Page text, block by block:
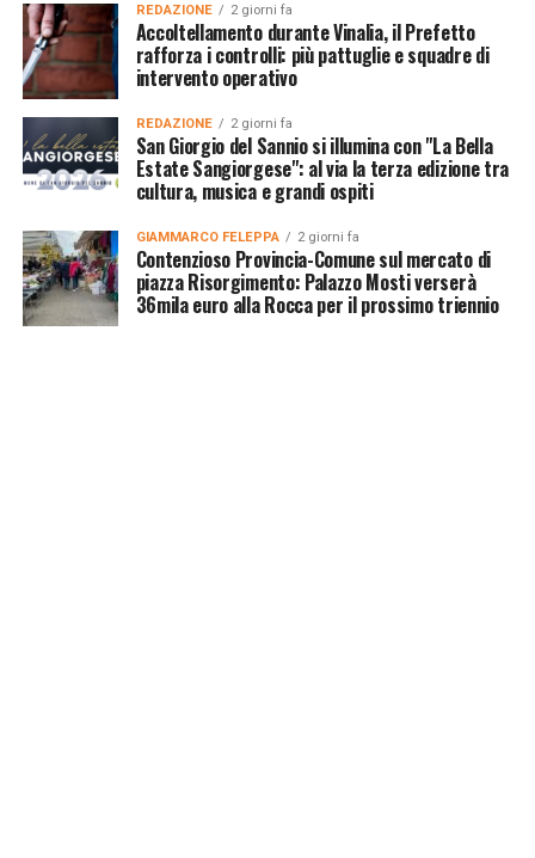
REDAZIONE 2 giorni fa
Accoltellamento durante Vinalia, il Prefetto
rafforza i controlli: più pattuglie e squadre di
intervento operativo
REDAZIONE 2 giorni fa
San Giorgio del Sannio si illumina con "La Bella
Estate Sangiorgese": al via la terza edizione tra
cultura, musica e grandi ospiti
GIAMMARCO FELEPPA 2 giorni fa
Contenzioso Provincia-Comune sul mercato di
piazza Risorgimento: Palazzo Mosti verserà
36mila euro alla Rocca per il prossimo triennio